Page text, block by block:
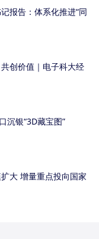
报告：体系化推进“同
创价值｜电子科大经
沉银“3D藏宝图”
大 增量重点投向国家